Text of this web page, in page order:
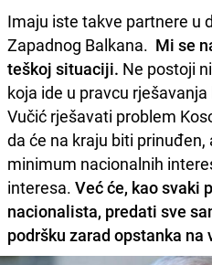
Imaju iste takve partnere u
Zapadnog Balkana. Mi se
teškoj situaciji. Ne postoji
koja ide u pravcu
Vučić rješavati problem
da će na kraju biti prinuđen,
minimum nacionalnih
interesa. Već će, kao svaki
nacionalista, predati sve
podršku zarad opstanka na